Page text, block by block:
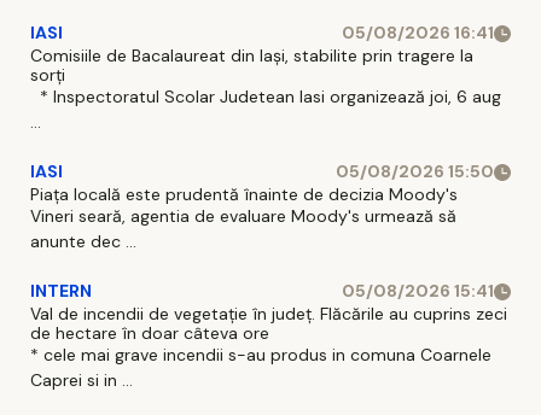
IASI
05/08/2026 16:41
Comisiile de Bacalaureat din Iași, stabilite prin tragere la
sorți
* Inspectoratul Scolar Judetean Iasi organizează joi, 6 aug
...
IASI
05/08/2026 15:50
Piața locală este prudentă înainte de decizia Moody's
Vineri seară, agentia de evaluare Moody's urmează să
anunte dec ...
INTERN
05/08/2026 15:41
Val de incendii de vegetație în județ. Flăcările au cuprins zeci
de hectare în doar câteva ore
* cele mai grave incendii s-au produs in comuna Coarnele
Caprei si in ...